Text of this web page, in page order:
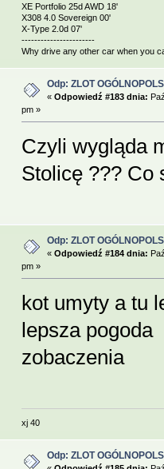
XE Portfolio 25d AWD 18'
X308 4.0 Sovereign 00'
X-Type 2.0d 07'
-----------------------
Why drive any other car when you
Odp: ZLOT
« Odpowiedź #183 dnia:
pm »
Czyli wygląda
Stolicę ??? Co
Odp: ZLOT
« Odpowiedź #184 dnia:
pm »
kot umyty a tu
lepsza
zobaczenia
xj 40
Odp: ZLOT